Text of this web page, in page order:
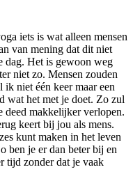
iets is wat alleen mensen
van mening dat dit niet
dag. Het is gewoon weg
niet zo. Mensen zouden
ik niet één keer maar een
wat het met je doet. Zo zul
deed makkelijker verlopen.
keert bij jou als mens.
kunt maken in het leven
ben je er dan beter bij en
tijd zonder dat je vaak